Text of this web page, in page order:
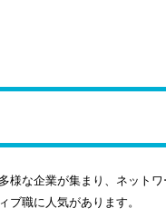
様な企業が集まり、ネット
ブ職に人気があります。